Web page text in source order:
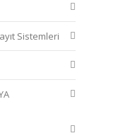
Sistemleri